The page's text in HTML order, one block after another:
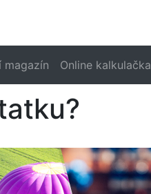
magazín Online kalkulačka